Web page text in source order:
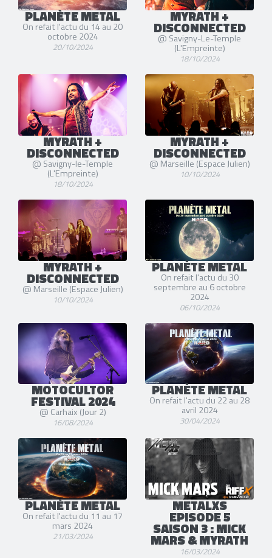
PLANÈTE METAL
On refait l'actu du 14 au 20
octobre 2024
20/10/2024
MYRATH +
DISCONNECTED
@ Savigny-Le-Temple
(L'Empreinte)
18/10/2024
MYRATH +
DISCONNECTED
@ Savigny-le-Temple
(L'Empreinte)
18/10/2024
MYRATH +
DISCONNECTED
@ Marseille (Espace Julien)
10/10/2024
MYRATH +
DISCONNECTED
@ Marseille (Espace Julien)
10/10/2024
PLANÈTE METAL
On refait l'actu du 30
septembre au 6 octobre
2024
06/10/2024
MOTOCULTOR
FESTIVAL 2024
@ Carhaix (Jour 2)
16/08/2024
PLANÈTE METAL
On refait l'actu du 22 au 28
avril 2024
30/04/2024
PLANÈTE METAL
On refait l'actu du 11 au 17
mars 2024
21/03/2024
METALXS
EPISODE 5
SAISON 3 : MICK
MARS & MYRATH
16/03/2024